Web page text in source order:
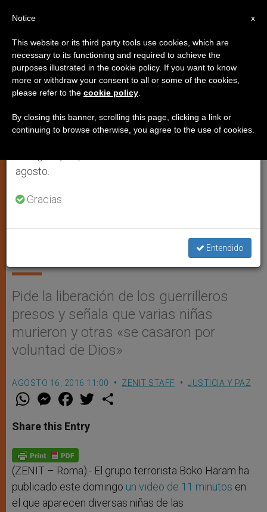
JUSTICIA Y PAZ
Boko Haram negocia a las niñas
Pide la liberación de los guerrilleros
presos y señala que varias niñas
murieron y otras «se casaron por
voluntad de Dios»
AGOSTO 16, 2016 11:00 ZENIT STAFF JUSTICIA Y PAZ
W
t
s
p
p
M
e
s
e
g
e
F
a
e
b
o
k
w
Share this Entry
(ZENIT – Roma).- El grupo terrorista Boko Haram ha
publicado este domingo un video de 11 minutos en
el que aparecen diversas niñas de las
×
Aviso importante
Del 27 de julio al 7 de agosto haremos la pausa
anual, aprovechando que en el periodo de verano
se generan menos informaciones y también el
agosto.
Gracias.
Entendido
x
Notice
This website or its third party tools use cookies, which are
necessary to its functioning and required to achieve the
purposes illustrated in the cookie policy. If you want to know
more or withdraw your consent to all or some of the cookies,
please refer to the cookie policy
By closing this banner, scrolling this page, clicking a link or
continuing to browse otherwise, you agree to the use of cookies.